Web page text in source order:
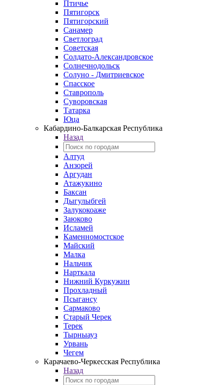
Птичье
Пятигорск
Пятигорский
Санамер
Светлоград
Советская
Солдато-Александровское
Солнечнодольск
Солуно - Дмитриевское
Спасское
Ставрополь
Суворовская
Татарка
Юца
Кабардино‑Балкарская Республика
Назад
Алтуд
Анзорей
Аргудан
Атажукино
Баксан
Дыгулыбгей
Залукокоаже
Заюково
Исламей
Каменномостское
Майский
Малка
Нальчик
Нарткала
Нижний Куркужин
Прохладный
Псыгансу
Сармаково
Старый Черек
Терек
Тырныауз
Урвань
Чегем
Карачаево-Черкесская Республика
Назад